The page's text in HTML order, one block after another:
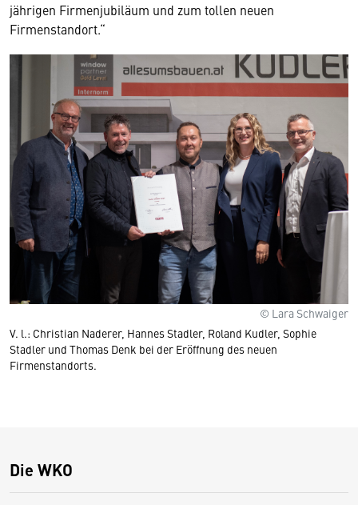
jährigen Firmenjubiläum und zum tollen neuen
Firmenstandort.“
© Lara Schwaiger
V. l.: Christian Naderer, Hannes Stadler, Roland Kudler, Sophie
Stadler und Thomas Denk bei der Eröffnung des neuen
Firmenstandorts.
Die WKO